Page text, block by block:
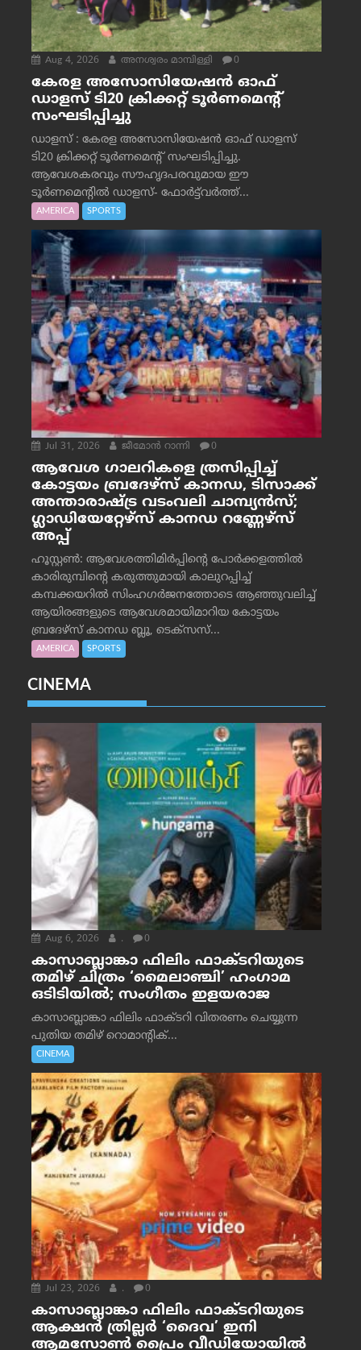
Aug 4, 2026 അനശ്വരം മാമ്പിള്ളി 0
കേരള അസോസിയേഷൻ ഓഫ്
ഡാളസ് ടി20 ക്രിക്കറ്റ് ടൂർണമെന്റ്
സംഘടിപ്പിച്ചു
ഡാളസ് : കേരള അസോസിയേഷൻ ഓഫ് ഡാളസ്
ടി20 ക്രിക്കറ്റ് ടൂർണമെന്റ് സംഘടിപ്പിച്ചു.
ആവേശകരവും സൗഹൃദപരവുമായ ഈ
ടൂർണമെന്റിൽ ഡാളസ്- ഫോർട്ട്‌വര്‍ത്ത്...
AMERICA SPORTS
Jul 31, 2026 ജീമോന്‍ റാന്നി 0
ആവേശ ഗാലറികളെ ത്രസിപ്പിച്ച്
കോട്ടയം ബ്രദേഴ്‌സ് കാനഡ, ടിസാക്ക്
അന്താരാഷ്ട്ര വടംവലി ചാമ്പ്യന്‍സ്;
ഗ്ലാഡിയേറ്റേഴ്‌സ് കാനഡ റണ്ണേഴ്‌സ്
അപ്പ്
ഹൂസ്റ്റണ്‍: ആവേശത്തിമിര്‍പ്പിന്റെ പോര്‍ക്കളത്തില്‍
കാരിരുമ്പിന്റെ കരുത്തുമായി കാലുറപ്പിച്ച്
കമ്പക്കയറില്‍ സിംഹഗര്‍ജനത്തോടെ ആഞ്ഞുവലിച്ച്
ആയിരങ്ങളുടെ ആവേശമായിമാറിയ കോട്ടയം
ബ്രദേഴ്‌സ് കാനഡ ബ്ലൂ, ടെക്‌സസ്...
AMERICA SPORTS
CINEMA
Aug 6, 2026 . 0
കാസാബ്ലാങ്കാ ഫിലിം ഫാക്ടറിയുടെ
തമിഴ് ചിത്രം ‘മൈലാഞ്ചി’ ഹംഗാമ
ഒടിടിയിൽ; സംഗീതം ഇളയരാജ
കാസാബ്ലാങ്കാ ഫിലിം ഫാക്ടറി വിതരണം ചെയ്യുന്ന
പുതിയ തമിഴ് റൊമാന്റിക്...
CINEMA
Jul 23, 2026 . 0
കാസാബ്ലാങ്കാ ഫിലിം ഫാക്ടറിയുടെ
ആക്ഷൻ ത്രില്ലർ ‘ദൈവ’ ഇനി
ആമസോൺ പ്രൈം വീഡിയോയിൽ